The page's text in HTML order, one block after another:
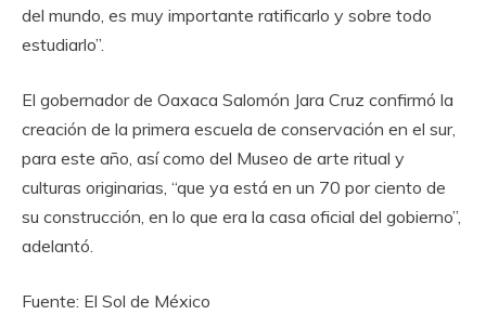
del mundo, es muy importante ratificarlo y sobre todo
estudiarlo”.
El gobernador de Oaxaca Salomón Jara Cruz confirmó la
creación de la primera escuela de conservación en el sur,
para este año, así como del Museo de arte ritual y
culturas originarias, “que ya está en un 70 por ciento de
su construcción, en lo que era la casa oficial del gobierno”,
adelantó.
Fuente: El Sol de México